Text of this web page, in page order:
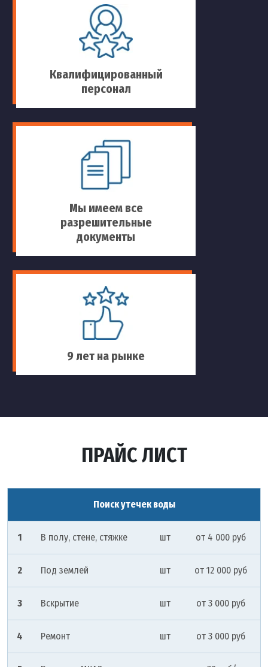
Квалифицированный
персонал
Мы имеем все
разрешительные
документы
9 лет на рынке
ПРАЙС ЛИСТ
Поиск утечек воды
1 В полу, стене, стяжке шт от 4 000 руб
2 Под землей шт от 12 000 руб
3 Вскрытие шт от 3 000 руб
4 Ремонт шт от 3 000 руб